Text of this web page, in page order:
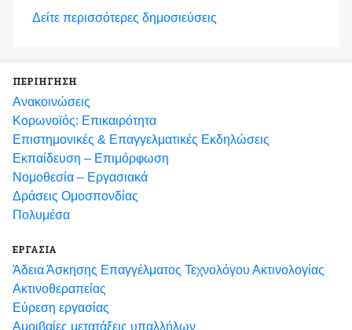
Δείτε περισσότερες δημοσιεύσεις
ΠΕΡΙΗΓΗΣΗ
Ανακοινώσεις
Κορωνοϊός: Επικαιρότητα
Eπιστημονικές & Επαγγελματικές Eκδηλώσεις
Εκπαίδευση – Επιμόρφωση
Νομοθεσία – Εργασιακά
Δράσεις Ομοσπονδίας
Πολυμέσα
ΕΡΓΑΣΙΑ
Άδεια Άσκησης Επαγγέλματος Τεχνολόγου Ακτινολογίας
Ακτινοθεραπείας
Εύρεση εργασίας
Αμοιβαίες μετατάξεις υπαλλήλων